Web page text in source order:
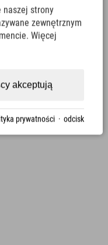
naszej strony
zewnętrznym
Więcej
akceptują
prywatności · odcisk